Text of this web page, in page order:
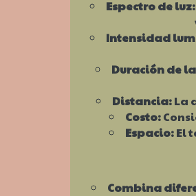
Espectro de luz:
Intensidad
Duración de
Distancia:La
Costo:
Espacio:El
Combina